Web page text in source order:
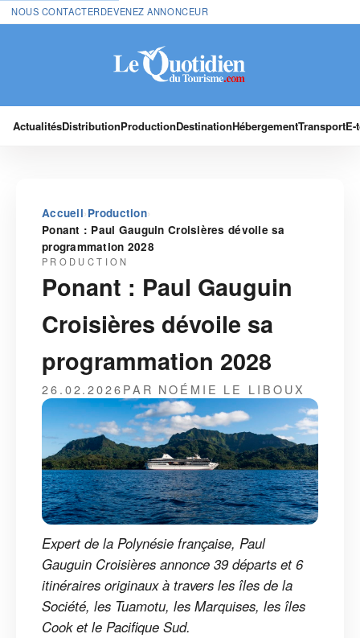
NOUS CONTACTERDEVENEZ ANNONCEUR
ActualitésDistributionProductionDestinationHébergementTransport
Accueil›Production›
Ponant : Paul Gauguin Croisières dévoile sa
programmation 2028
PRODUCTION
Ponant : Paul Gauguin
Croisières dévoile sa
programmation 2028
26.02.2026PAR NOÉMIE LE LIBOUX
Expert de la Polynésie française, Paul
Gauguin Croisières annonce 39 départs et 6
itinéraires originaux à travers les îles de la
Société, les Tuamotu, les Marquises, les îles
Cook et le Pacifique Sud.